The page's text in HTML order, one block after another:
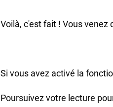
Voilà, c'est fait ! Vous
Si vous avez activé la
Poursuivez votre lecture